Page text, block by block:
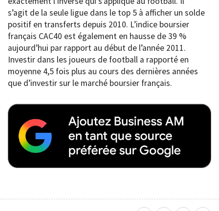
s’agit de la seule ligue dans le top 5 à afficher un solde
positif en transferts depuis 2010. L’indice boursier
français CAC40 est également en hausse de 39 %
aujourd’hui par rapport au début de l’année 2011.
Investir dans les joueurs de football a rapporté en
moyenne 4,5 fois plus au cours des dernières années
que d’investir sur le marché boursier français.